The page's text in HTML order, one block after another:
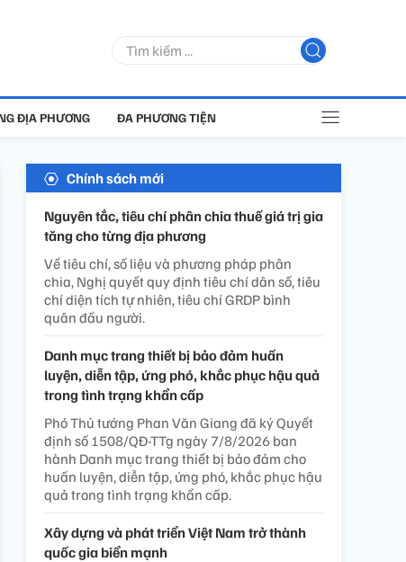
ĐỊA PHƯƠNG ĐA PHƯƠNG TIỆN
Chính sách mới
Nguyên tắc, tiêu chí phân chia thuế giá trị gia
tăng cho từng địa phương
Về tiêu chí, số liệu và phương pháp phân
chia, Nghị quyết quy định tiêu chí dân số, tiêu
chí diện tích tự nhiên, tiêu chí GRDP bình
quân đầu người.
Danh mục trang thiết bị bảo đảm huấn
luyện, diễn tập, ứng phó, khắc phục hậu quả
trong tình trạng khẩn cấp
Phó Thủ tướng Phan Văn Giang đã ký Quyết
định số 1508/QĐ-TTg ngày 7/8/2026 ban
hành Danh mục trang thiết bị bảo đảm cho
huấn luyện, diễn tập, ứng phó, khắc phục hậu
quả trong tình trạng khẩn cấp.
Xây dựng và phát triển Việt Nam trở thành
quốc gia biển mạnh